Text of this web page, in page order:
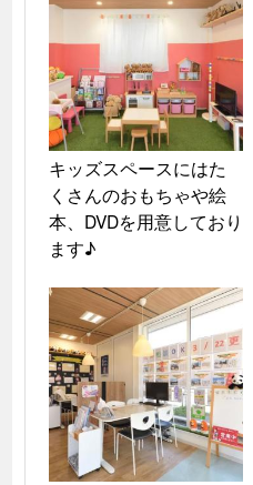
キッズスペースにはた
くさんのおもちゃや絵
本、DVDを用意しており
ます♪